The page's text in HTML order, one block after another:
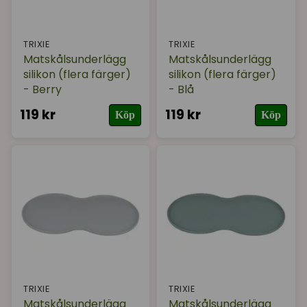
TRIXIE
Matskålsunderlägg
silikon (flera färger)
- Berry
119 kr Köp
TRIXIE
Matskålsunderlägg
silikon (flera färger)
- Blå
119 kr Köp
TRIXIE
Matskålsunderlägg
TRIXIE
Matskålsunderlägg